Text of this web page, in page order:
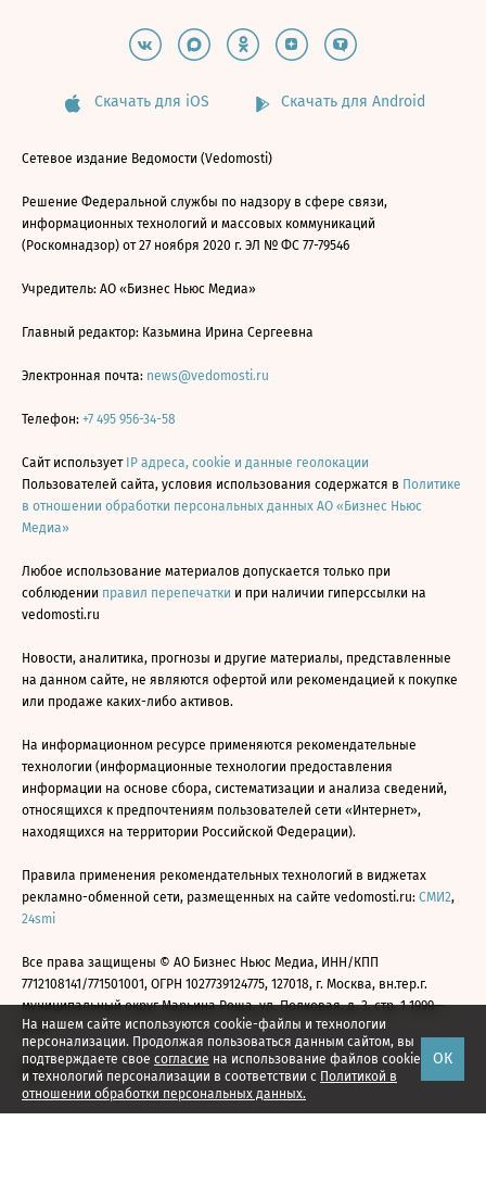
На нашем сайте используются cookie-файлы и технологии
персонализации. Продолжая пользоваться данным сайтом, вы
подтверждаете свое согласие на использование файлов cookie
и технологий персонализации в соответствии с Политикой в
отношении обработки персональных данных.
ОК
Скачать для iOS Скачать для Android
Сетевое издание Ведомости (Vedomosti)
Решение Федеральной службы по надзору в сфере связи,
информационных технологий и массовых коммуникаций
(Роскомнадзор) от 27 ноября 2020 г. ЭЛ № ФС 77-79546
Учредитель: АО «Бизнес Ньюс Медиа»
Главный редактор: Казьмина Ирина Сергеевна
Электронная почта: news@vedomosti.ru
Телефон: +7 495 956-34-58
Сайт использует IP адреса, cookie и данные геолокации
Пользователей сайта, условия использования содержатся в Политике
в отношении обработки персональных данных АО «Бизнес Ньюс
Медиа»
Любое использование материалов допускается только при
соблюдении правил перепечатки и при наличии гиперссылки на
vedomosti.ru
Новости, аналитика, прогнозы и другие материалы, представленные
на данном сайте, не являются офертой или рекомендацией к покупке
или продаже каких-либо активов.
На информационном ресурсе применяются рекомендательные
технологии (информационные технологии предоставления
информации на основе сбора, систематизации и анализа сведений,
относящихся к предпочтениям пользователей сети «Интернет»,
находящихся на территории Российской Федерации).
Правила применения рекомендательных технологий в виджетах
рекламно-обменной сети, размещенных на сайте vedomosti.ru: СМИ2,
24smi
Все права защищены © АО Бизнес Ньюс Медиа, ИНН/КПП
7712108141/771501001, ОГРН 1027739124775, 127018, г. Москва, вн.тер.г.
муниципальный округ Марьина Роща, ул. Полковая, д. 3, стр. 1 1999—
2026